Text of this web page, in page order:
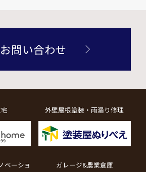
お問い合わせ
外壁屋根塗装・雨漏り修理
ベーショ
ガレージ&農業倉庫